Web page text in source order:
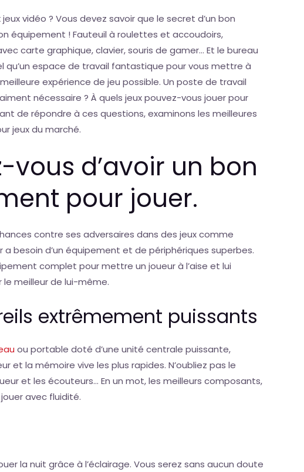
vidéo ? Vous devez savoir que le secret d’un bon
équipement ! Fauteuil à roulettes et accoudoirs,
carte graphique, clavier, souris de gamer… Et le bureau
qu’un espace de travail fantastique pour vous mettre à
expérience de jeu possible. Un poste de travail
nécessaire ? À quels jeux pouvez-vous jouer pour
de répondre à ces questions, examinons les meilleures
jeux du marché.
vous d’avoir un bon
pour jouer.
contre ses adversaires dans des jeux comme
a besoin d’un équipement et de périphériques superbes.
complet pour mettre un joueur à l’aise et lui
meilleur de lui-même.
extrêmement puissants
ou portable doté d’une unité centrale puissante,
et la mémoire vive les plus rapides. N’oubliez pas le
et les écouteurs… En un mot, les meilleurs composants,
avec fluidité.
la nuit grâce à l’éclairage. Vous serez sans aucun doute